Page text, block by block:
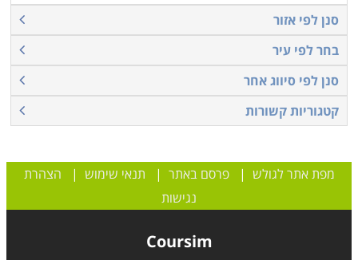
סנן לפי אזור
בחר לפי עיר
סנן לפי סיווג אחר
קטגוריות קשורות
מפת אתר לגולש |פרסם באתר | תנאי שימוש | הצהרת
נגישות
Coursim